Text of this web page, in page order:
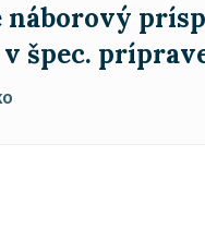
náborový
špec.